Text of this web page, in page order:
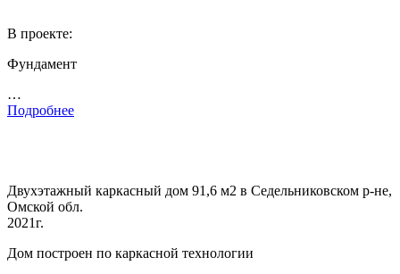
В проекте:
Фундамент
…
Подробнее
Двухэтажный каркасный дом 91,6 м2 в Седельниковском р-не,
Омской обл.
2021г.
Дом построен по каркасной технологии